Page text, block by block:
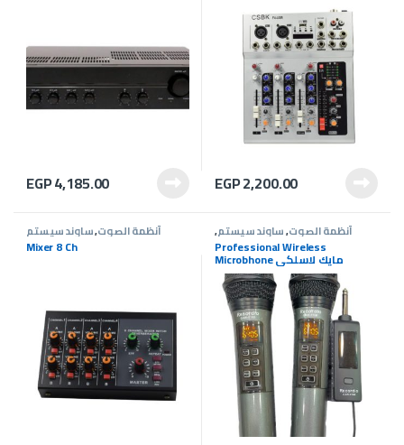
EGP4,185.00 EGP2,200.00
أنظمة الصوت,ساوند سيستم
Mixer 8 Ch
أنظمة الصوت,ساوند سيستم,
عروض ساوند سيستم
Professional Wireless
Microbhone مايك لاسلكي